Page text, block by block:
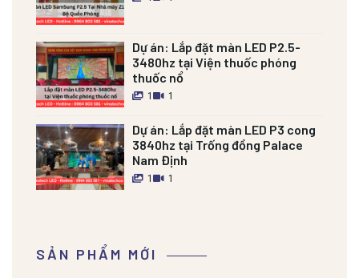
Dự án: Lắp đặt màn LED P2.5-
3480hz tại Viện thuốc phóng
thuốc nổ
1 1
Dự án: Lắp đặt màn LED P3 cong
3840hz tại Trống đồng Palace
Nam Định
1 1
SẢN PHẨM MỚI